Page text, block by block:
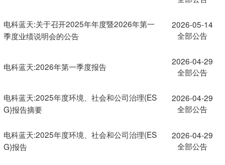
电科蓝天:关于召开2025年年度暨2026年第一
季度业绩说明会的公告
2026-05-14
全部公告
电科蓝天:2026年第一季度报告
2026-04-29
全部公告
电科蓝天:2025年度环境、社会和公司治理(ES
G)报告摘要
2026-04-29
全部公告
电科蓝天:2025年度环境、社会和公司治理(ES
G)报告
2026-04-29
全部公告